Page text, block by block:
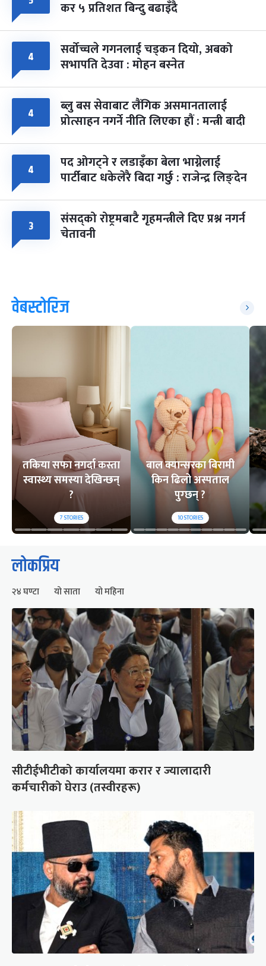
कर ५ प्रतिशत बिन्दु बढाइँदै
४ सर्वोच्चले गगनलाई चड्कन दियो, अबको
सभापति देउवा : मोहन बस्नेत
४ ब्लु बस सेवाबाट लैंगिक असमानतालाई
प्रोत्साहन नगर्ने नीति लिएका हौं : मन्त्री बादी
४ पद ओगट्ने र लडाइँका बेला भाग्नेलाई
पार्टीबाट धकेलेरै बिदा गर्छु : राजेन्द्र लिङ्देन
३ संसद्को रोष्ट्रमबाटै गृहमन्त्रीले दिए प्रश्न नगर्न
चेतावनी
वेबस्टोरिज
तकिया सफा नगर्दा कस्ता
स्वास्थ्य समस्या देखिन्छन्
?
7STORIES
बाल क्यान्सरका बिरामी
किन ढिलो अस्पताल
पुग्छन् ?
10STORIES
लोकप्रिय
२४ घण्टा यो साता यो महिना
सीटीईभीटीको कार्यालयमा करार र ज्यालादारी
कर्मचारीको घेराउ (तस्वीरहरू)